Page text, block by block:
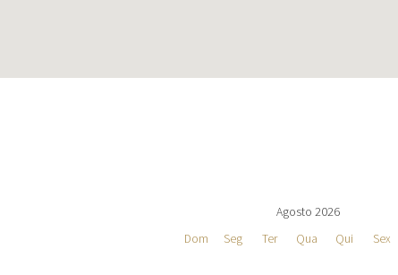
Agosto 2026
Dom
Seg Ter Qua Qui Sex